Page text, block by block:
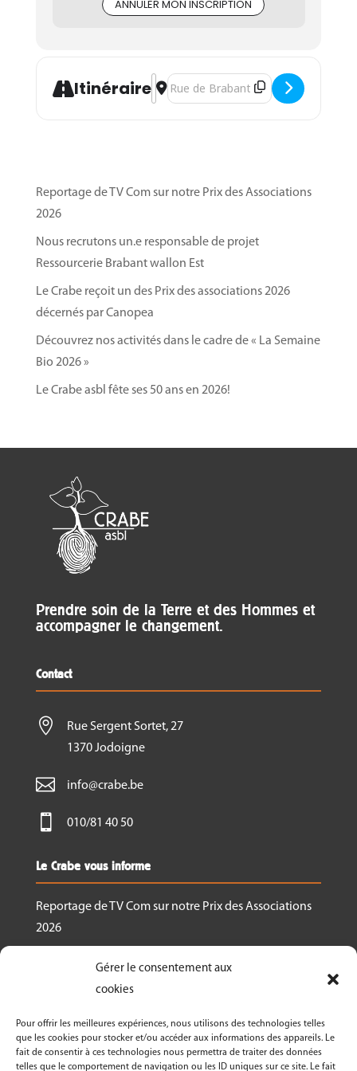
Gérer le consentement aux
cookies
Pour offrir les meilleures expériences, nous utilisons des technologies telles
que les cookies pour stocker et/ou accéder aux informations des appareils. Le
fait de consentir à ces technologies nous permettra de traiter des données
telles que le comportement de navigation ou les ID uniques sur ce site. Le fait
formation « Reconnecte-toi ».
ANNULER MON INSCRIPTION
ItinéraireAddress - Séance d'informations -
Destination Address - Séance
Reportage de TV Com sur notre Prix des Associations
2026
Nous recrutons un.e responsable de projet
Ressourcerie Brabant wallon Est
Le Crabe reçoit un des Prix des associations 2026
décernés par Canopea
Découvrez nos activités dans le cadre de « La Semaine
Bio 2026 »
Le Crabe asbl fête ses 50 ans en 2026!
Prendre soin de la Terre et des Hommes et
accompagner le changement.
Contact

Rue Sergent Sortet, 27
1370 Jodoigne
 info@crabe.be
 010/81 40 50
Le Crabe vous informe
Reportage de TV Com sur notre Prix des Associations
2026
décernés par Canopea
Découvrez nos activités dans le cadre de « La